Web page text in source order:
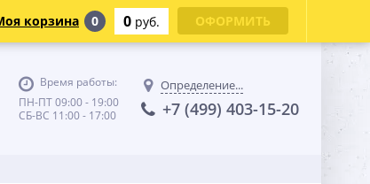
Время работы:
ПН-ПТ 09:00 - 19:00
СБ-ВС 11:00 - 17:00
Определение...
+7 (499) 403-15-20
корзина 0 0 руб. ОФОРМИТЬ